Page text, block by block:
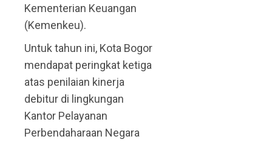
Kementerian Keuangan
(Kemenkeu).
Untuk tahun ini, Kota Bogor
mendapat peringkat ketiga
atas penilaian kinerja
debitur di lingkungan
Kantor Pelayanan
Perbendaharaan Negara